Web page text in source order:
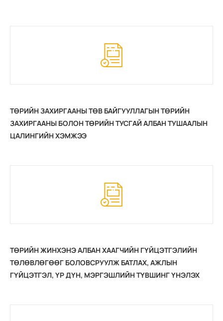
ТӨРИЙН ЗАХИРГААНЫ ТӨВ БАЙГУУЛЛАГЫН ТӨРИЙН
ЗАХИРГААНЫ БОЛОН ТӨРИЙН ТУСГАЙ АЛБАН ТУШААЛЫН
ЦАЛИНГИЙН ХЭМЖЭЭ
ТӨРИЙН ЖИНХЭНЭ АЛБАН ХААГЧИЙН ГҮЙЦЭТГЭЛИЙН
ТӨЛӨВЛӨГӨӨГ БОЛОВСРУУЛЖ БАТЛАХ, АЖЛЫН
ГҮЙЦЭТГЭЛ, ҮР ДҮН, МЭРГЭШЛИЙН ТҮВШИНГ ҮНЭЛЭХ